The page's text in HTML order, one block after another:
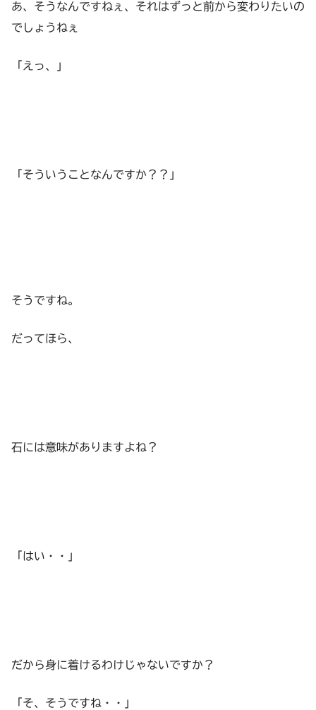
あ、そうなんですねぇ、それはずっと前から変わりたいの
でしょうねぇ
「えっ、」
「そういうことなんですか？？」
そうですね。
だってほら、
石には意味がありますよね？
「はい・・」
だから身に着けるわけじゃないですか？
「そ、そうですね・・」